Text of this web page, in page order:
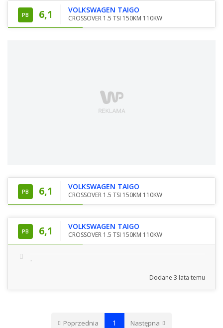
PB 6,1 VOLKSWAGEN TAIGO
CROSSOVER 1.5 TSI 150KM 110KW
PB 6,1 VOLKSWAGEN TAIGO
CROSSOVER 1.5 TSI 150KM 110KW
PB 6,1 VOLKSWAGEN TAIGO
CROSSOVER 1.5 TSI 150KM 110KW
.
Dodane 3 lata temu
Poprzednia 1 Następna